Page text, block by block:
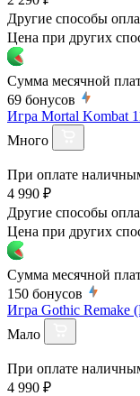
Другие способы
Цена при других
Сумма месячной
69 бонусов
Игра Mortal Kombat
Много
При оплате
4 990 ₽
Другие способы
Цена при других
Сумма месячной
150 бонусов
Игра Gothic Remake
Мало
При оплате
4 990 ₽